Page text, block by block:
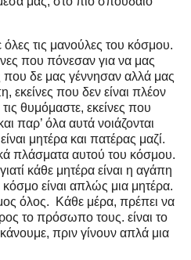
τις μανούλες του κόσμου.
που πόνεσαν για να μας
που δε μας γέννησαν αλλά μας
εκείνες που δεν είναι πλέον
θυμόμαστε, εκείνες που
παρ’ όλα αυτά νοιάζονται
μητέρα και πατέρας μαζί.
πλάσματα αυτού του κόσμου.
κάθε μητέρα είναι η αγάπη
είναι απλώς μια μητέρα.
όλος. Κάθε μέρα, πρέπει να
το πρόσωπο τους. είναι το
πριν γίνουν απλά μια